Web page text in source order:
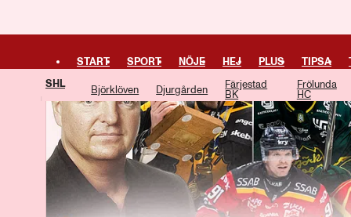
START SPORT NÖJE HEJ PLUS TIPSA
SHL Björklöven Djurgården
Färjestad
BK
Frölunda
HC